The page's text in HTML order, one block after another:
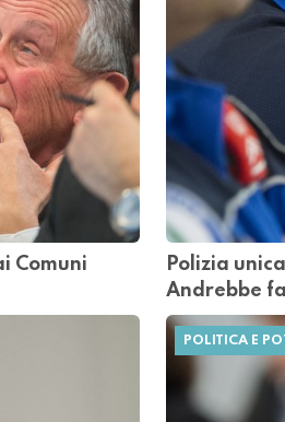
Comuni
Polizia
Andrebbe
POLITICA E